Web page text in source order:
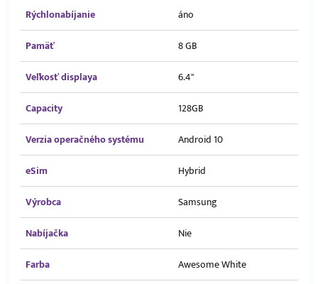
Rýchlonabíjanie
áno
Pamäť
8 GB
Veľkosť displaya
6.4"
Capacity
128GB
Verzia operačného systému
Android 10
eSim
Hybrid
Výrobca
Samsung
Nabíjačka
Nie
Farba
Awesome White